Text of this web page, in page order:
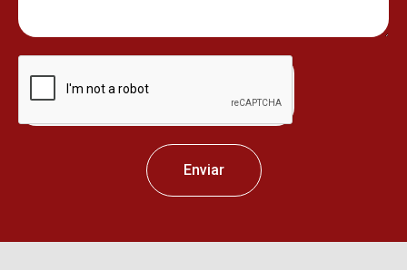
Enviar